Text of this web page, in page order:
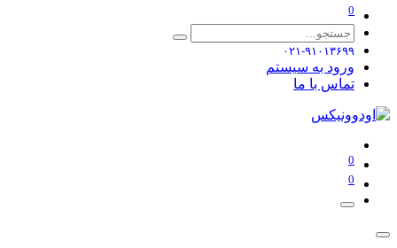
0
۰۲۱-۹۱۰۱۳۶۹۹
ورود به سیستم
تماس با ما
0
0